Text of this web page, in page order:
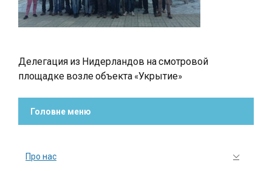
Делегация из Нидерландов на смотровой
площадке возле объекта «Укрытие»
Головне меню
Про нас